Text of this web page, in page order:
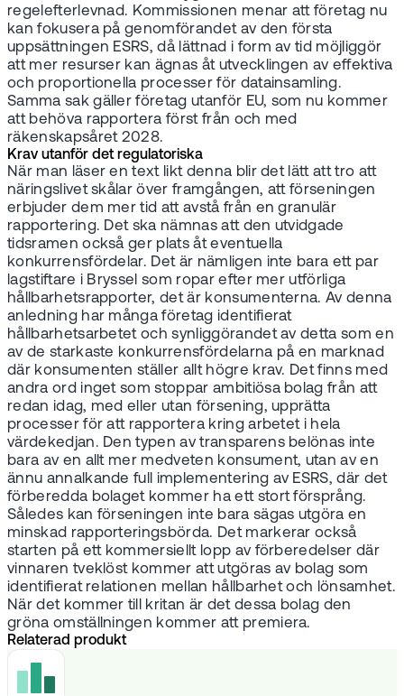
regelefterlevnad. Kommissionen menar att företag nu
kan fokusera på genomförandet av den första
uppsättningen ESRS, då lättnad i form av tid möjliggör
att mer resurser kan ägnas åt utvecklingen av effektiva
och proportionella processer för datainsamling.
Samma sak gäller företag utanför EU, som nu kommer
att behöva rapportera först från och med
räkenskapsåret 2028.
Krav utanför det regulatoriska
När man läser en text likt denna blir det lätt att tro att
näringslivet skålar över framgången, att förseningen
erbjuder dem mer tid att avstå från en granulär
rapportering. Det ska nämnas att den utvidgade
tidsramen också ger plats åt eventuella
konkurrensfördelar. Det är nämligen inte bara ett par
lagstiftare i Bryssel som ropar efter mer utförliga
hållbarhetsrapporter, det är konsumenterna. Av denna
anledning har många företag identifierat
hållbarhetsarbetet och synliggörandet av detta som en
av de starkaste konkurrensfördelarna på en marknad
där konsumenten ställer allt högre krav. Det finns med
andra ord inget som stoppar ambitiösa bolag från att
redan idag, med eller utan försening, upprätta
processer för att rapportera kring arbetet i hela
värdekedjan. Den typen av transparens belönas inte
bara av en allt mer medveten konsument, utan av en
ännu annalkande full implementering av ESRS, där det
förberedda bolaget kommer ha ett stort försprång.
Således kan förseningen inte bara sägas utgöra en
minskad rapporteringsbörda. Det markerar också
starten på ett kommersiellt lopp av förberedelser där
vinnaren tveklöst kommer att utgöras av bolag som
identifierat relationen mellan hållbarhet och lönsamhet.
När det kommer till kritan är det dessa bolag den
gröna omställningen kommer att premiera.
Relaterad produkt